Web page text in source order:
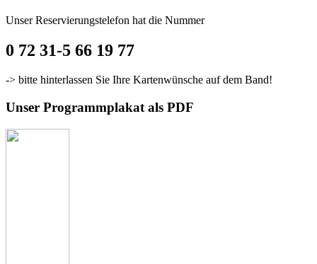
Unser Reservierungstelefon hat die Nummer
0 72 31-5 66 19 77
-> bitte hinterlassen Sie Ihre Kartenwünsche auf dem Band!
Unser Programmplakat als PDF